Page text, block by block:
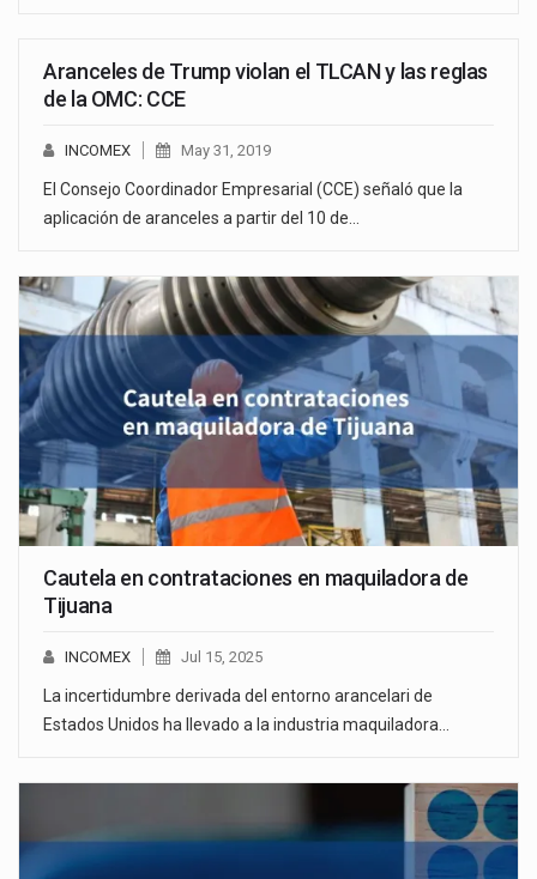
Aranceles de Trump violan el TLCAN y las reglas
de la OMC: CCE
INCOMEX May 31, 2019
El Consejo Coordinador Empresarial (CCE) señaló que la
aplicación de aranceles a partir del 10 de…
Cautela en contrataciones en maquiladora de
Tijuana
INCOMEX Jul 15, 2025
La incertidumbre derivada del entorno arancelari de
Estados Unidos ha llevado a la industria maquiladora…